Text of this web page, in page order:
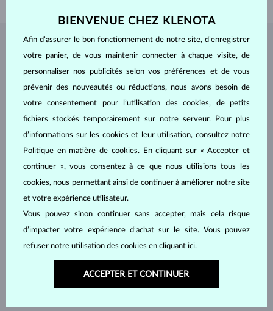
BIJOUX DE L'ATELIER KLENOTA
BIENVENUE CHEZ KLENOTA
Afin d’assurer le bon fonctionnement de notre site, d’enregistrer
votre panier, de vous maintenir connecter à chaque visite, de
personnaliser nos publicités selon vos préférences et de vous
prévenir des nouveautés ou réductions, nous avons besoin de
votre consentement pour l’utilisation des cookies, de petits
fichiers stockés temporairement sur notre serveur. Pour plus
d’informations sur les cookies et leur utilisation, consultez notre
Politique en matière de cookies. En cliquant sur « Accepter et
continuer », vous consentez à ce que nous utilisions tous les
cookies, nous permettant ainsi de continuer à améliorer notre site
et votre expérience utilisateur.
Vous pouvez sinon continuer sans accepter, mais cela risque
d’impacter votre expérience d’achat sur le site. Vous pouvez
refuser notre utilisation des cookies en cliquant ici.
ACCEPTER ET CONTINUER